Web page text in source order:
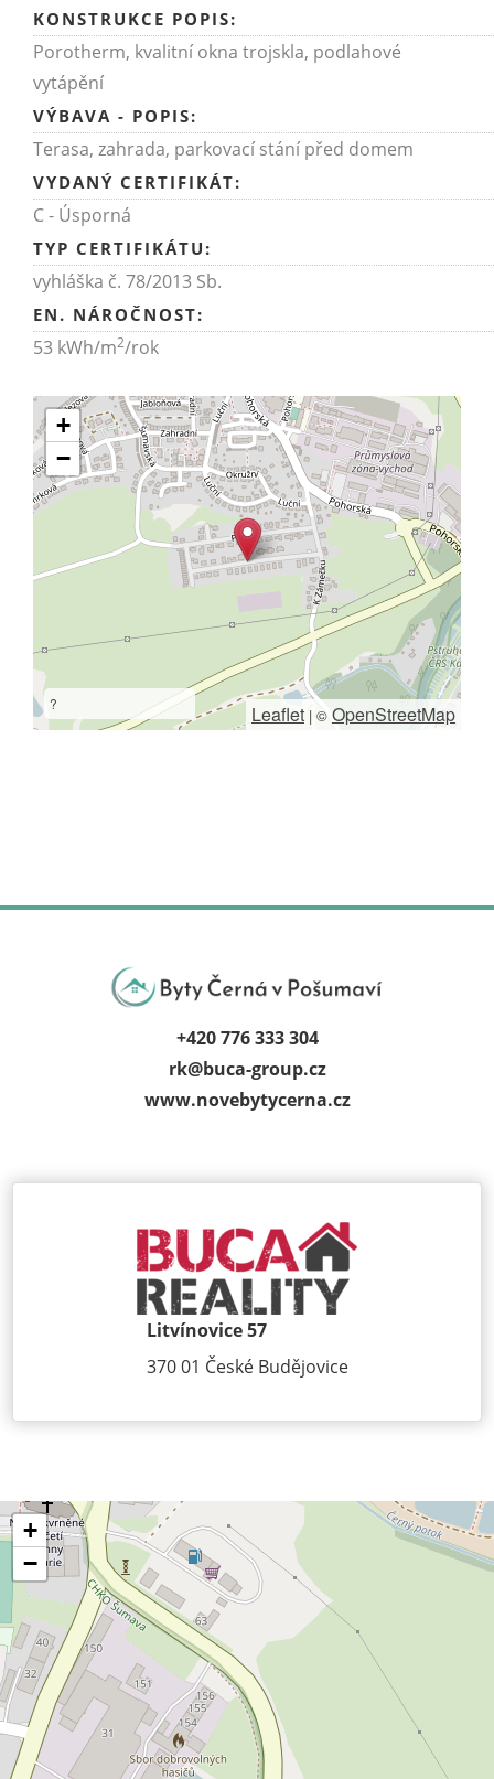
KONSTRUKCE POPIS:
Porotherm, kvalitní okna trojskla, podlahové
vytápění
VÝBAVA - POPIS:
Terasa, zahrada, parkovací stání před domem
VYDANÝ CERTIFIKÁT:
C - Úsporná
TYP CERTIFIKÁTU:
vyhláška č. 78/2013 Sb.
EN. NÁROČNOST:
53 kWh/m2/rok
+
−
? Leaflet | © OpenStreetMap
+420 776 333 304
rk@buca-group.cz
www.novebytycerna.cz
Litvínovice 57
370 01 České Budějovice
+
−